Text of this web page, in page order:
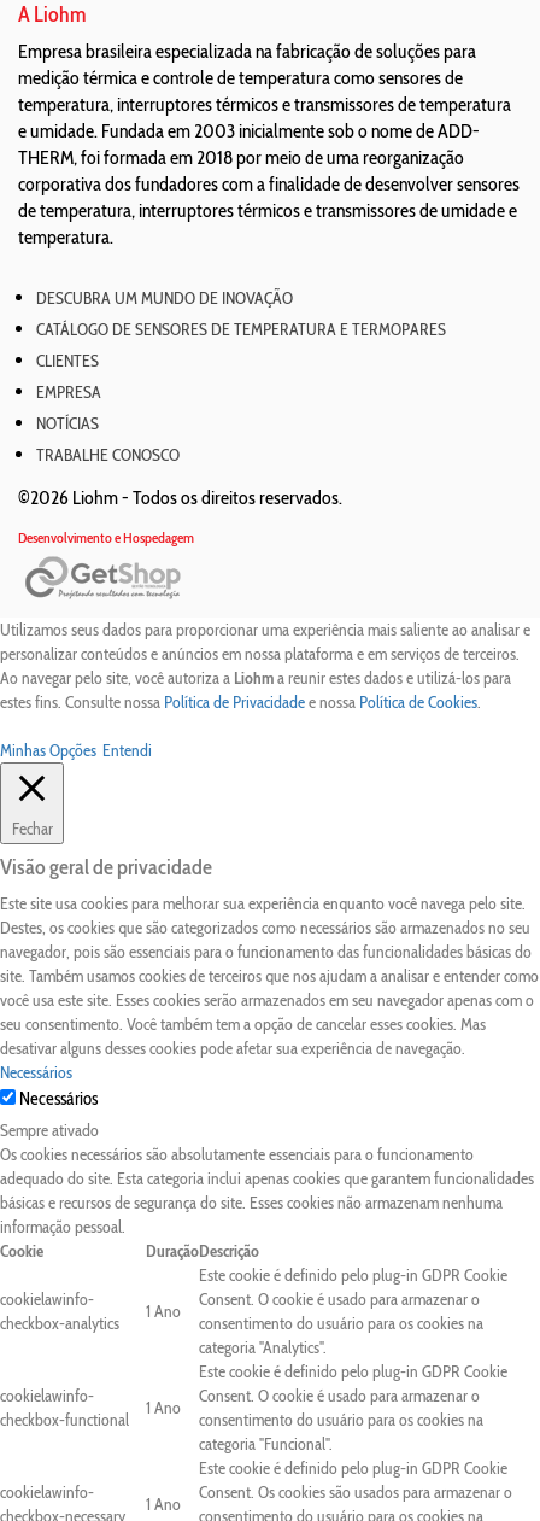
A Liohm
Empresa brasileira especializada na fabricação de soluções para
medição térmica e controle de temperatura como sensores de
temperatura, interruptores térmicos e transmissores de temperatura
e umidade. Fundada em 2003 inicialmente sob o nome de ADD-
THERM, foi formada em 2018 por meio de uma reorganização
corporativa dos fundadores com a finalidade de desenvolver sensores
de temperatura, interruptores térmicos e transmissores de umidade e
temperatura.
DESCUBRA UM MUNDO DE INOVAÇÃO
CATÁLOGO DE SENSORES DE TEMPERATURA E TERMOPARES
CLIENTES
EMPRESA
NOTÍCIAS
TRABALHE CONOSCO
©2026 Liohm - Todos os direitos reservados.
Desenvolvimento e Hospedagem
Utilizamos seus dados para proporcionar uma experiência mais saliente ao analisar e
personalizar conteúdos e anúncios em nossa plataforma e em serviços de terceiros.
Ao navegar pelo site, você autoriza a Liohma reunir estes dados e utilizá-los para
estes fins. Consulte nossa Política de Privacidadee nossa Política de Cookies.
Minhas Opções Entendi
Fechar
Visão geral de privacidade
Este site usa cookies para melhorar sua experiência enquanto você navega pelo site.
Destes, os cookies que são categorizados como necessários são armazenados no seu
navegador, pois são essenciais para o funcionamento das funcionalidades básicas do
site. Também usamos cookies de terceiros que nos ajudam a analisar e entender como
você usa este site. Esses cookies serão armazenados em seu navegador apenas com o
seu consentimento. Você também tem a opção de cancelar esses cookies. Mas
desativar alguns desses cookies pode afetar sua experiência de navegação.
Necessários
Necessários
Sempre ativado
Os cookies necessários são absolutamente essenciais para o funcionamento
adequado do site. Esta categoria inclui apenas cookies que garantem funcionalidades
básicas e recursos de segurança do site. Esses cookies não armazenam nenhuma
informação pessoal.
Cookie
DuraçãoDescrição
cookielawinfo-
checkbox-analytics
1 Ano
Este cookie é definido pelo plug-in GDPR Cookie
Consent. O cookie é usado para armazenar o
consentimento do usuário para os cookies na
categoria "Analytics".
cookielawinfo-
checkbox-functional
1 Ano
Este cookie é definido pelo plug-in GDPR Cookie
Consent. O cookie é usado para armazenar o
consentimento do usuário para os cookies na
categoria "Funcional".
cookielawinfo-
checkbox-necessary
1 Ano
Este cookie é definido pelo plug-in GDPR Cookie
Consent. Os cookies são usados para armazenar o
consentimento do usuário para os cookies na